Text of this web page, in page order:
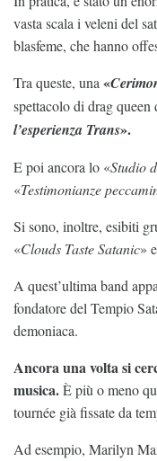
vasta scala i veleni del
blasfeme, che hanno
Tra queste, una «
spettacolo di drag queen
l’esperienza Trans».
E poi ancora lo «Studio
«Testimonianze
Si sono, inoltre, esibiti
«Clouds Taste Satanic»
A quest’ultima band
fondatore del Tempio
demoniaca.
Ancora una volta si
musica.È più o meno
tournée già fissate da
Ad esempio, Marilyn